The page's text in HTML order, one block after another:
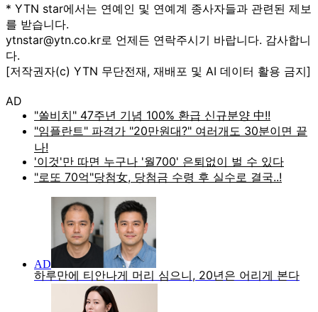
* YTN star에서는 연예인 및 연예계 종사자들과 관련된 제보
를 받습니다.
ytnstar@ytn.co.kr로 언제든 연락주시기 바랍니다. 감사합니
다.
[저작권자(c) YTN 무단전재, 재배포 및 AI 데이터 활용 금지]
AD